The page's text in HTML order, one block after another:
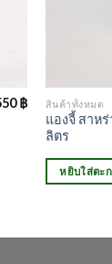
฿ สินค้าทั้งหมด
แองจี้ สาห
ลิตร
หยิบใส่ตะ